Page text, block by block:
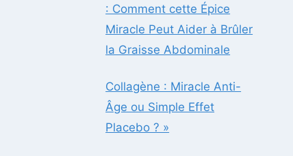
: Comment cette Épice
Miracle Peut Aider à Brûler
la Graisse Abdominale
Collagène : Miracle Anti-
Âge ou Simple Effet
Placebo ? »